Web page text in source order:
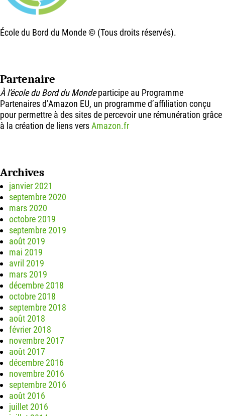
École du Bord du Monde © (Tous droits réservés).
Partenaire
À l’école du Bord du Mondeparticipe au Programme
Partenaires d’Amazon EU, un programme d’affiliation conçu
pour permettre à des sites de percevoir une rémunération grâce
à la création de liens versAmazon.fr
Archives
janvier 2021
septembre 2020
mars 2020
octobre 2019
septembre 2019
août 2019
mai 2019
avril 2019
mars 2019
décembre 2018
octobre 2018
septembre 2018
août 2018
février 2018
novembre 2017
août 2017
décembre 2016
novembre 2016
septembre 2016
août 2016
juillet 2016